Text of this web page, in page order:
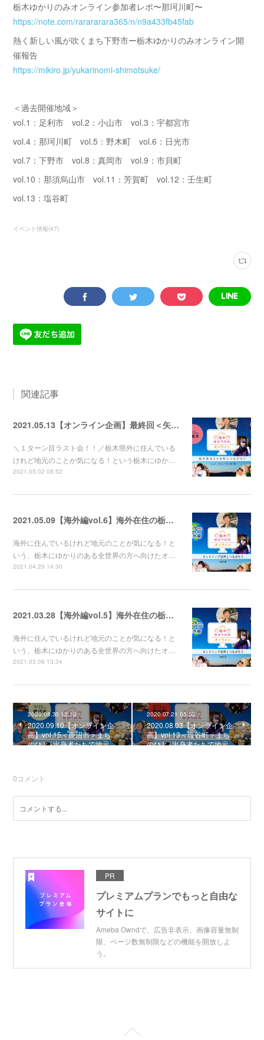
栃木ゆかりのみオンライン参加者レポ〜那珂川町〜
https://note.com/rarararara365/n/n9a433fb45fab
熱く新しい風が吹くまち下野市ー栃木ゆかりのみオンライン開
催報告
https://mikiro.jp/yukarinomi-shimotsuke/
＜過去開催地域＞
vol.1：足利市 vol.2：小山市 vol.3：宇都宮市
vol.4：那珂川町 vol.5：野木町 vol.6：日光市
vol.7：下野市 vol.8：真岡市 vol.9：市貝町
vol.10：那須烏山市 vol.11：芳賀町 vol.12：壬生町
vol.13：塩谷町
イベント情報(47)
関連記事
2021.05.13【オンライン企画】最終回＜矢板市＞まちのひと×出身者たちで地元トーーク！
＼１ターン目ラスト会！！／栃木県外に住んでいる
けれど地元のことが気になる！という栃木にゆか…
2021.05.02 08:52
2021.05.09【海外編vol.6】海外在住の栃木ゆかりの人たち集合～～！！！
海外に住んでいるけれど地元のことが気になる！と
いう、栃木にゆかりのある全世界の方へ向けたオ…
2021.04.20 14:30
2021.03.28【海外編vol.5】海外在住の栃木ゆかりの人たち集合～～！！！
海外に住んでいるけれど地元のことが気になる！と
いう、栃木にゆかりのある全世界の方へ向けたオ…
2021.03.06 13:34
2020.08.30 12:18
2020.09.10【オンライン企
画】vol.15＜鹿沼市＞まち
のひと×出身者たちで地元…
2020.07.21 05:52
2020.08.03【オンライン企
画】vol.13＜塩谷町＞まち
のひと×出身者たちで地元…
0コメント
PR
プレミアムプランでもっと自由な
サイトに
Ameba Owndで、広告非表示、画像容量無制
限、ページ数無制限などの機能を開放しよ
う。